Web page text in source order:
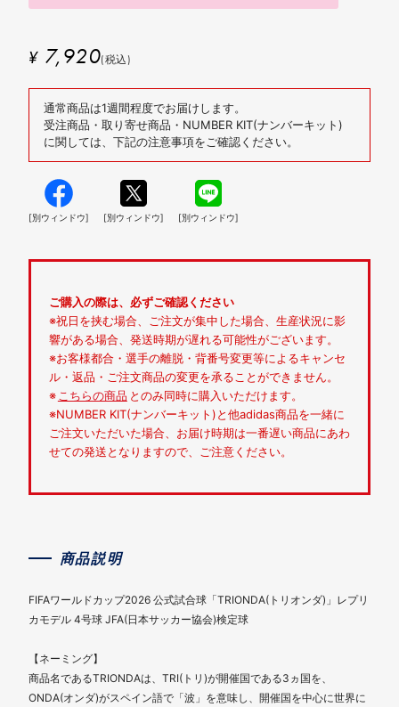
¥ 7,920(税込)
通常商品は1週間程度でお届けします。
受注商品・取り寄せ商品・NUMBER KIT(ナンバーキット)
に関しては、下記の注意事項をご確認ください。
[別ウィンドウ] [別ウィンドウ] [別ウィンドウ]
ご購入の際は、必ずご確認ください
※祝日を挟む場合、ご注文が集中した場合、生産状況に影
響がある場合、発送時期が遅れる可能性がございます。
※お客様都合・選手の離脱・背番号変更等によるキャンセ
ル・返品・ご注文商品の変更を承ることができません。
※ こちらの商品 とのみ同時に購入いただけます。
※NUMBER KIT(ナンバーキット)と他adidas商品を一緒に
ご注文いただいた場合、お届け時期は一番遅い商品にあわ
せての発送となりますので、ご注意ください。
商品説明
FIFAワールドカップ2026 公式試合球「TRIONDA(トリオンダ)」レプリ
カモデル 4号球 JFA(日本サッカー協会)検定球
【ネーミング】
商品名であるTRIONDAは、TRI(トリ)が開催国である3ヵ国を、
ONDA(オンダ)がスペイン語で「波」を意味し、開催国を中心に世界に